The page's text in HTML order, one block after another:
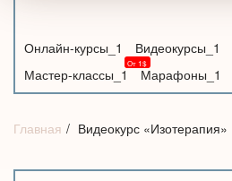
Онлайн-курсы_1 Видеокурсы_1
Мастер-классы_1
Марафоны_1
Главная Видеокурс «Изотерапия»